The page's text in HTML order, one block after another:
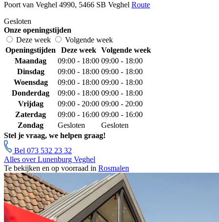
Poort van Veghel 4990, 5466 SB Veghel Route
Gesloten
Onze openingstijden
Deze week
Volgende week
Openingstijden
Deze week
Volgende week
Maandag
09:00 - 18:00 09:00 - 18:00
Dinsdag
09:00 - 18:00 09:00 - 18:00
Woensdag
09:00 - 18:00 09:00 - 18:00
Donderdag
09:00 - 18:00 09:00 - 18:00
Vrijdag
09:00 - 20:00 09:00 - 20:00
Zaterdag
09:00 - 16:00 09:00 - 16:00
Zondag
Gesloten
Gesloten
Stel je vraag, we helpen graag!
Bel 073 532 23 32
Alles over Lunenburg Veghel
Te bekijken en op voorraad in Rosmalen